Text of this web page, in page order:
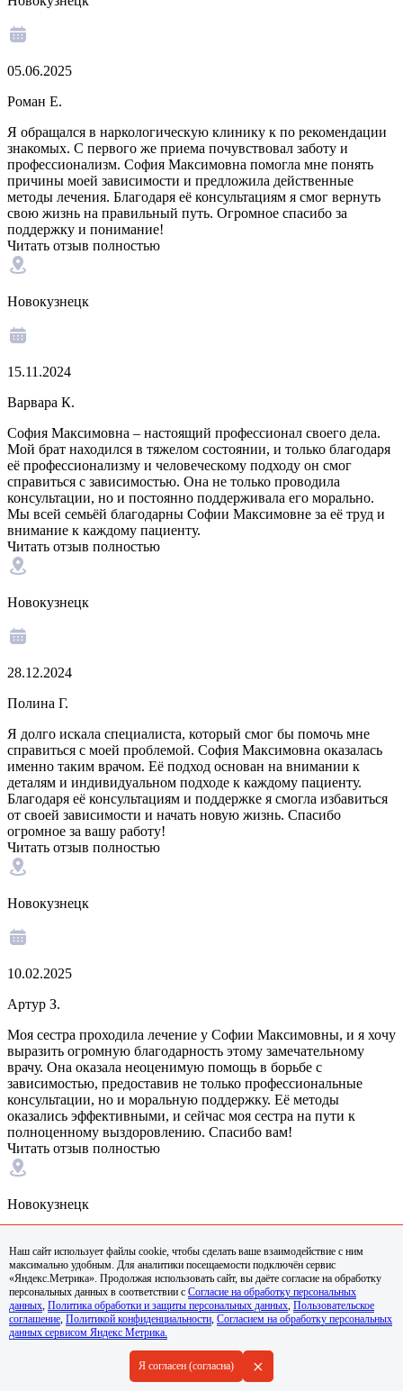
05.06.2025
Роман Е.
Я обращался в наркологическую клинику к по рекомендации
знакомых. С первого же приема почувствовал заботу и
профессионализм. София Максимовна помогла мне понять
причины моей зависимости и предложила действенные
методы лечения. Благодаря её консультациям я смог вернуть
свою жизнь на правильный путь. Огромное спасибо за
поддержку и понимание!
Читать отзыв полностью
Новокузнецк
15.11.2024
Варвара К.
София Максимовна – настоящий профессионал своего дела.
Мой брат находился в тяжелом состоянии, и только благодаря
её профессионализму и человеческому подходу он смог
справиться с зависимостью. Она не только проводила
консультации, но и постоянно поддерживала его морально.
Мы всей семьёй благодарны Софии Максимовне за её труд и
внимание к каждому пациенту.
Читать отзыв полностью
Новокузнецк
28.12.2024
Полина Г.
Я долго искала специалиста, который смог бы помочь мне
справиться с моей проблемой. София Максимовна оказалась
именно таким врачом. Её подход основан на внимании к
деталям и индивидуальном подходе к каждому пациенту.
Благодаря её консультациям и поддержке я смогла избавиться
от своей зависимости и начать новую жизнь. Спасибо
огромное за вашу работу!
Читать отзыв полностью
Новокузнецк
10.02.2025
Артур З.
Моя сестра проходила лечение у Софии Максимовны, и я хочу
выразить огромную благодарность этому замечательному
врачу. Она оказала неоценимую помощь в борьбе с
зависимостью, предоставив не только профессиональные
консультации, но и моральную поддержку. Её методы
оказались эффективными, и сейчас моя сестра на пути к
полноценному выздоровлению. Спасибо вам!
Читать отзыв полностью
Новокузнецк
03.04.2025
Егор Ч.
София Максимовна – это врач с большой буквы. Я проходил у
неё лечение от химической зависимости и могу сказать, что
благодаря её профессионализму и чуткому отношению к
пациентам, я смог справиться с моей проблемой. София
Наш сайт использует файлы cookie, чтобы сделать ваше взаимодействие с ним
максимально удобным. Для аналитики посещаемости подключён сервис
«Яндекс.Метрика». Продолжая использовать сайт, вы даёте согласие на обработку
персональных данных в соответствии с Согласие на обработку персональных
данных, Политика обработки и защиты персональных данных, Пользовательское
соглашение, Политикой конфиденциальности, Согласием на обработку персональных
данных сервисом Яндекс Метрика.
Я согласен (согласна) +